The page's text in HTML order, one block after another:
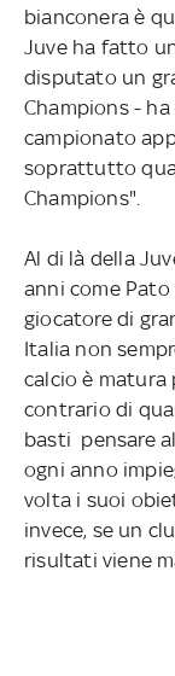
bianconera è
Juve ha fatto
disputato un
Champions -
campionato
soprattutto
Champions".
Al di là della
anni come Pato
giocatore di
Italia non
calcio è matura
contrario di
basti pensare
ogni anno
volta i suoi
invece, se un
risultati viene